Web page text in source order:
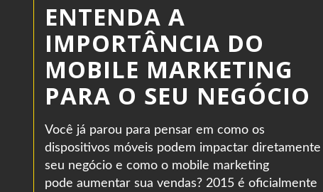
ENTENDA A
IMPORTÂNCIA DO
MOBILE MARKETING
PARA O SEU NEGÓCIO
Você já parou para pensar em como os
dispositivos móveis podem impactar diretamente
seu negócio e como o mobile marketing
pode aumentar sua vendas? 2015 é oficialmente